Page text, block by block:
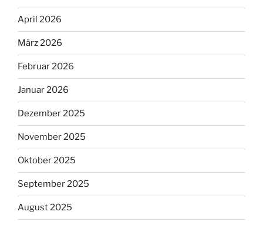
April 2026
März 2026
Februar 2026
Januar 2026
Dezember 2025
November 2025
Oktober 2025
September 2025
August 2025